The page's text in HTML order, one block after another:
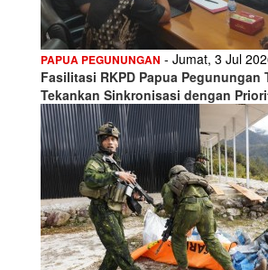
PAPUA PEGUNUNGAN - Jumat, 3 Jul
Fasilitasi RKPD Papua Pegunungan
Tekankan Sinkronisasi dengan